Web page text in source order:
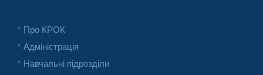
Про КРОК
Адміністрація
Навчальні підрозділи